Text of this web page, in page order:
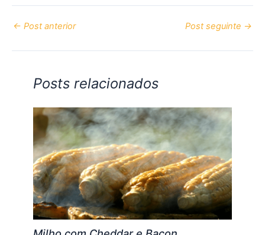
← Post anterior Post seguinte →
Posts relacionados